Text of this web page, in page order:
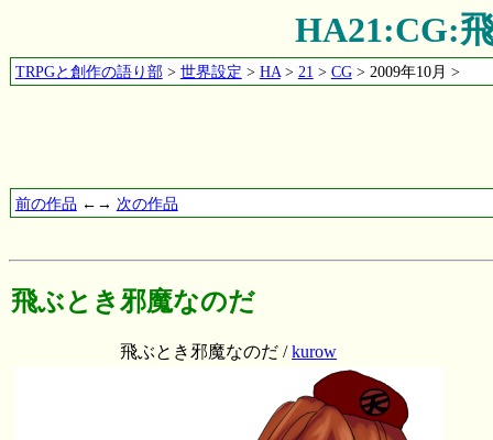
HA21:CG:
TRPGと創作の語り部> 世界設定 > HA> 21 > CG> 2009年10月 >
前の作品 ←→ 次の作品
飛ぶとき邪魔なのだ
飛ぶとき邪魔なのだ /kurow